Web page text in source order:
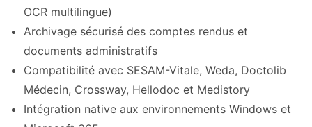
OCR multilingue)
Archivage sécurisé des comptes rendus et
documents administratifs
Compatibilité avec SESAM-Vitale, Weda, Doctolib
Médecin, Crossway, Hellodoc et Medistory
Intégration native aux environnements Windows et